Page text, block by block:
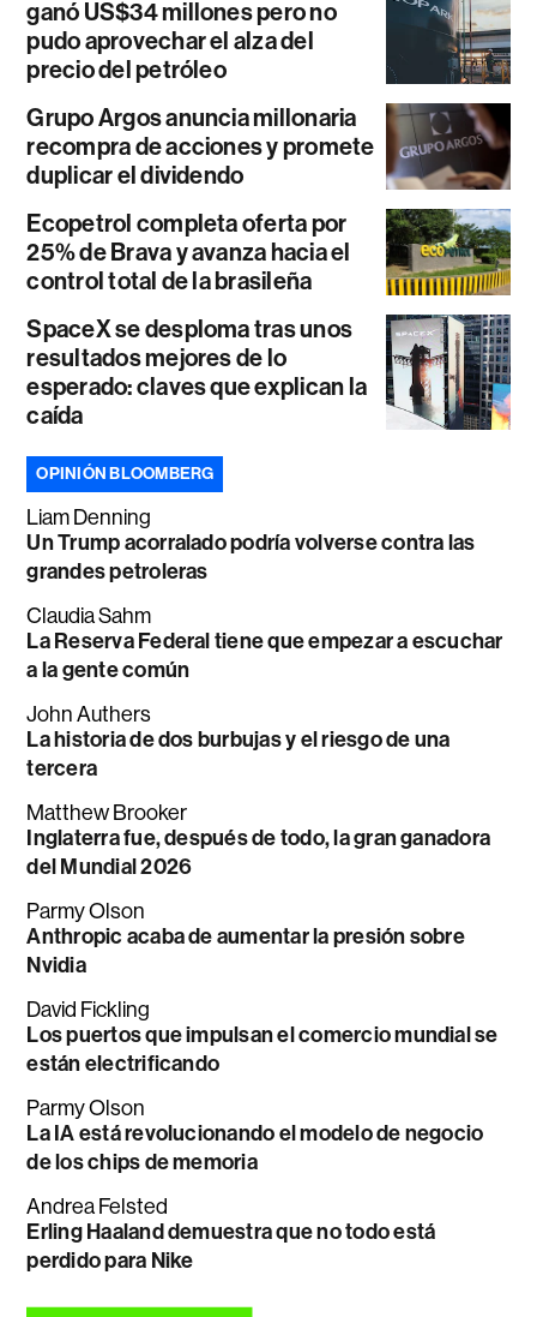
ganó US$34 millones pero no
pudo aprovechar el alza del
precio del petróleo
Grupo Argos anuncia millonaria
recompra de acciones y promete
duplicar el dividendo
Ecopetrol completa oferta por
25% de Brava y avanza hacia el
control total de la brasileña
SpaceX se desploma tras unos
resultados mejores de lo
esperado: claves que explican la
caída
OPINIÓN BLOOMBERG
Liam Denning
Un Trump acorralado podría volverse contra las
grandes petroleras
Claudia Sahm
La Reserva Federal tiene que empezar a escuchar
a la gente común
John Authers
La historia de dos burbujas y el riesgo de una
tercera
Matthew Brooker
Inglaterra fue, después de todo, la gran ganadora
del Mundial 2026
Parmy Olson
Anthropic acaba de aumentar la presión sobre
Nvidia
David Fickling
Los puertos que impulsan el comercio mundial se
están electrificando
Parmy Olson
La IA está revolucionando el modelo de negocio
de los chips de memoria
Andrea Felsted
Erling Haaland demuestra que no todo está
perdido para Nike